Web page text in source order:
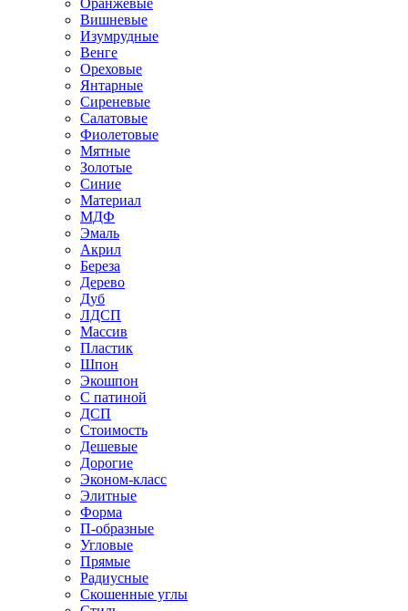
Оранжевые
Вишневые
Изумрудные
Венге
Ореховые
Янтарные
Сиреневые
Салатовые
Фиолетовые
Мятные
Золотые
Синие
Материал
МДФ
Эмаль
Акрил
Береза
Дерево
Дуб
ЛДСП
Массив
Пластик
Шпон
Экошпон
С патиной
ДСП
Стоимость
Дешевые
Дорогие
Эконом-класс
Элитные
Форма
П-образные
Угловые
Прямые
Радиусные
Скошенные углы